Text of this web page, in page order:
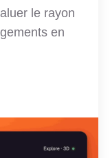
le rayon
en